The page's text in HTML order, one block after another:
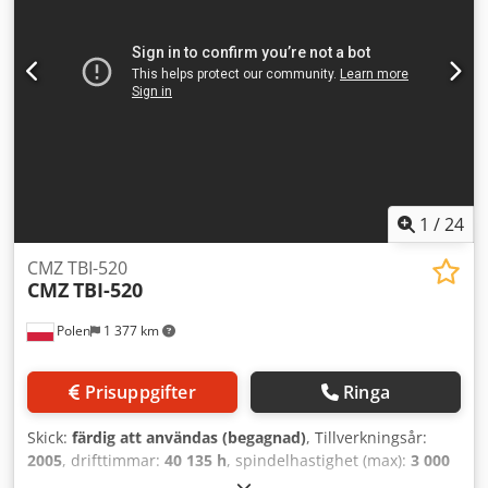
1 /24
Polen 1 377 km
CMZ TBI-520
CMZTBI-520
Prisuppgifter Ringa
Skick: färdig att användas (begagnad), Tillverkningsår:
2005, drifttimmar: 40 135 h, spindelhastighet (max): 3 000
, rörelseavstånd X-axel: